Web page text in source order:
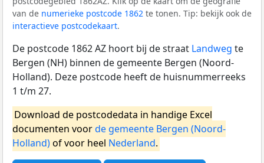
van de numerieke postcode 1862 te tonen. Tip: bekijk ook de
interactieve postcodekaart.
De postcode 1862 AZ hoort bij de straat Landweg te
Bergen (NH) binnen de gemeente Bergen (Noord-
Holland). Deze postcode heeft de huisnummerreeks
1 t/m 27.
Download de postcodedata in handige Excel
documenten voorde gemeente Bergen (Noord-
Holland)of voor heel Nederland.